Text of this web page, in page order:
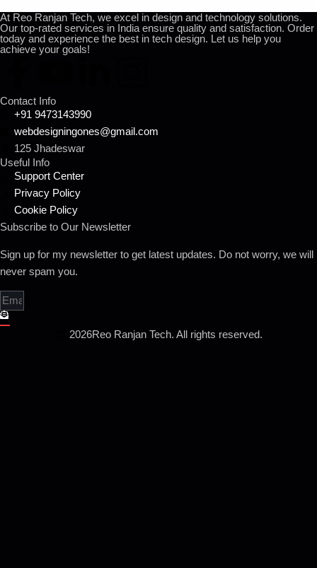
At Reo Ranjan Tech, we excel in design and technology solutions.
Our top-rated services in India ensure quality and satisfaction. Order
today and experience the best in tech design. Let us help you
achieve your goals!
Contact Info
+91 9473143990
webdesigningones@gmail.com
125 Jhadeswar
Useful Info
Support Center
Privacy Policy
Cookie Policy
Subscribe to Our Newsletter
Sign up for my newsletter to get latest updates. Do not worry, we will
never spam you.
2026Reo Ranjan Tech. All rights reserved.